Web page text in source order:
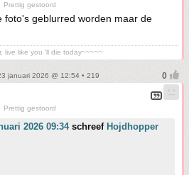
Prettig gestoord
foto's geblurred worden maar de
live like you 'll die today~~~~~
januari 2026 @ 12:54 • 219
Prettig gestoord
2026 09:34schreef Hojdhopper